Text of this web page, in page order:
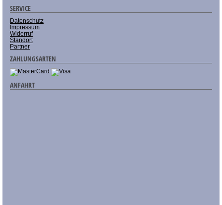
SERVICE
Datenschutz
Impressum
Widerruf
Standort
Partner
ZAHLUNGSARTEN
ANFAHRT